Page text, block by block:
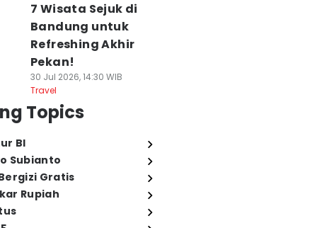
7 Wisata Sejuk di
Bandung untuk
Refreshing Akhir
Pekan!
30 Jul 2026, 14:30 WIB
Travel
Topics
BI
Subianto
Gratis
Rupiah